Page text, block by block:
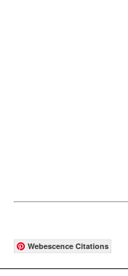
Webescence Citations